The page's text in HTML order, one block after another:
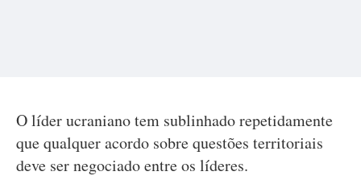
O líder ucraniano tem sublinhado repetidamente
que qualquer acordo sobre questões territoriais
deve ser negociado entre os líderes.